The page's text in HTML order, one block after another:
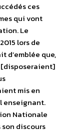
ces
qui vont
Le
lors de
d’emblée que,
[disposeraient]
mis en
enseignant.
Nationale
discours